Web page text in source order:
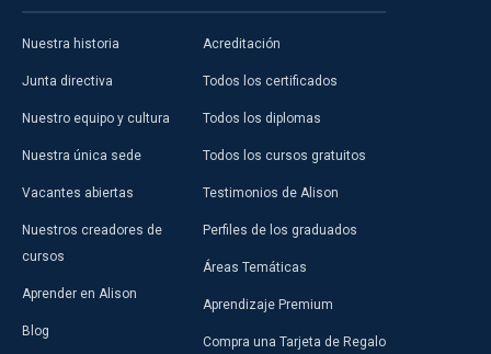
Nuestra historia
Junta directiva
Nuestro equipo y cultura
Nuestra única sede
Vacantes abiertas
Nuestros creadores de
cursos
Aprender en Alison
Blog
Acreditación
Todos los certificados
Todos los diplomas
Todos los cursos gratuitos
Testimonios de Alison
Perfiles de los graduados
Áreas Temáticas
Aprendizaje Premium
Compra una Tarjeta de Regalo